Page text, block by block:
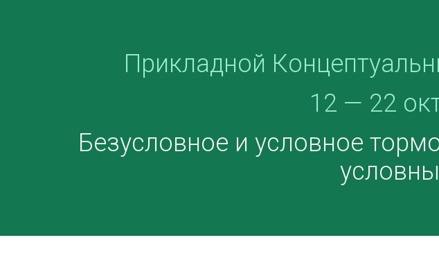
Прикладной
12 — 22
Безусловное и условное